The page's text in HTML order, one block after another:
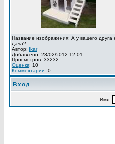
Название изображения: А у вашего друга
дача?
Автор: Ikar
Добавлено: 23/02/2012 12:01
Просмотров: 33232
Оценка: 10
Комментарии: 0
Вход
Имя: